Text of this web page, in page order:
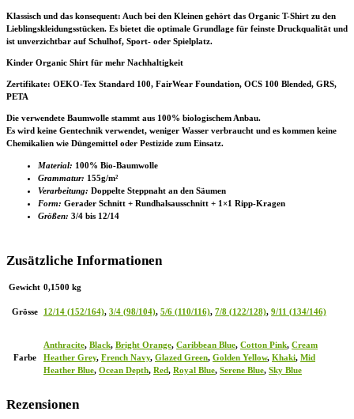
Klassisch und das konsequent: Auch bei den Kleinen gehört das Organic T-Shirt zu den
Lieblingskleidungsstücken. Es bietet die optimale Grundlage für feinste Druckqualität und
ist unverzichtbar auf Schulhof, Sport- oder Spielplatz.
Kinder Organic Shirt für mehr Nachhaltigkeit
Zertifikate: OEKO-Tex Standard 100, FairWear Foundation, OCS 100 Blended, GRS,
PETA
Die verwendete Baumwolle stammt aus 100% biologischem Anbau.
Es wird keine Gentechnik verwendet, weniger Wasser verbraucht und es kommen keine
Chemikalien wie Düngemittel oder Pestizide zum Einsatz.
Material: 100% Bio-Baumwolle
Grammatur: 155g/m²
Verarbeitung: Doppelte Steppnaht an den Säumen
Form: Gerader Schnitt + Rundhalsausschnitt + 1×1 Ripp-Kragen
Größen: 3/4 bis 12/14
Zusätzliche Informationen
Gewicht 0,1500 kg
Grösse 12/14 (152/164), 3/4 (98/104), 5/6 (110/116), 7/8 (122/128), 9/11 (134/146)
Farbe
Anthracite, Black, Bright Orange, Caribbean Blue, Cotton Pink, Cream
Heather Grey, French Navy, Glazed Green, Golden Yellow, Khaki, Mid
Heather Blue, Ocean Depth, Red, Royal Blue, Serene Blue, Sky Blue
Rezensionen